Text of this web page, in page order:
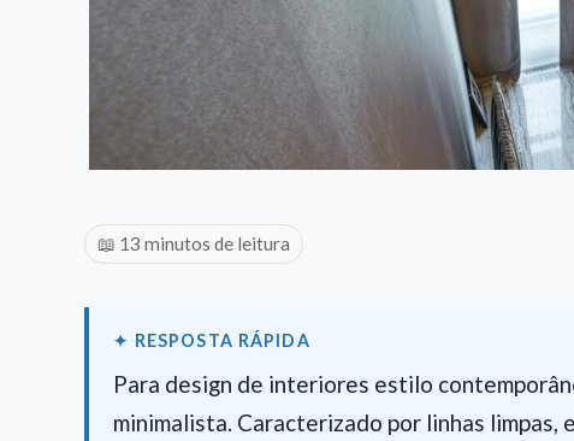
📖 13 minutos de leitura
Para design de interiores estilo
minimalista. Caracterizado por linhas